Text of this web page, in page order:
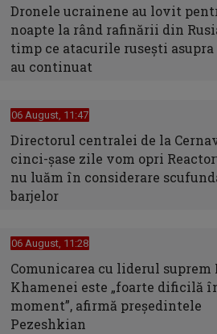
Dronele ucrainene au lovit
noapte la rând rafinării din
timp ce atacurile rusești
au continuat
06 August, 11:47
Directorul centralei de la
cinci-şase zile vom opri
nu luăm în considerare
barjelor
06 August, 11:28
Comunicarea cu liderul suprem
Khamenei este „foarte dificilă
moment”, afirmă preşedintele
Pezeshkian